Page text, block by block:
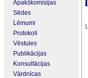
Apakškomisijas
Sēdes
Lēmumi
Protokoli
Vēstules
Publikācijas
Konsultācijas
Vārdnīcas